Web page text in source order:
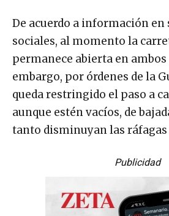
De acuerdo a información en
sociales, al momento la
permanece abierta en
embargo, por órdenes de la
queda restringido el paso a
aunque estén vacíos, de
tanto disminuyan las ráfagas
Publicidad